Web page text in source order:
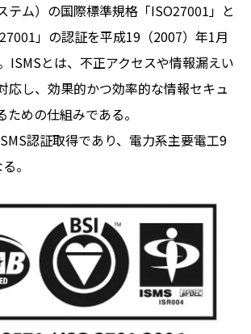
テム）の国際標準規格「ISO27001」と
」の認証を平成19（2007）年1月
ISMSとは、不正アクセスや情報漏えい
応し、効果的かつ効率的な情報セキュ
ための仕組みである。
認証取得であり、電力系主要電工9
。